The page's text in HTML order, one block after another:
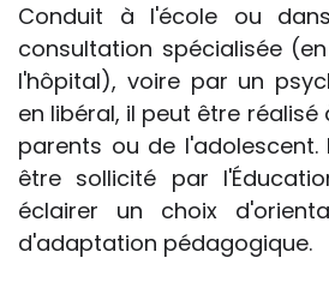
Conduit à l'école ou
consultation spécialisée (en
l'hôpital), voire par un
en libéral, il peut être
parents ou de l'adolescent.
être sollicité par
éclairer un choix
d'adaptation pédagogique.